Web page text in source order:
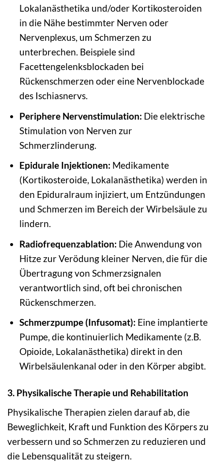
Lokalanästhetika und/oder Kortikosteroiden
in die Nähe bestimmter Nerven oder
Nervenplexus, um Schmerzen zu
unterbrechen. Beispiele sind
Facettengelenksblockaden bei
Rückenschmerzen oder eine Nervenblockade
des Ischiasnervs.
Periphere Nervenstimulation: Die elektrische
Stimulation von Nerven zur
Schmerzlinderung.
Epidurale Injektionen: Medikamente
(Kortikosteroide, Lokalanästhetika) werden in
den Epiduralraum injiziert, um Entzündungen
und Schmerzen im Bereich der Wirbelsäule zu
lindern.
Radiofrequenzablation: Die Anwendung von
Hitze zur Verödung kleiner Nerven, die für die
Übertragung von Schmerzsignalen
verantwortlich sind, oft bei chronischen
Rückenschmerzen.
Schmerzpumpe (Infusomat): Eine implantierte
Pumpe, die kontinuierlich Medikamente (z.B.
Opioide, Lokalanästhetika) direkt in den
Wirbelsäulenkanal oder in den Körper abgibt.
3. Physikalische Therapie und Rehabilitation
Physikalische Therapien zielen darauf ab, die
Beweglichkeit, Kraft und Funktion des Körpers zu
verbessern und so Schmerzen zu reduzieren und
die Lebensqualität zu steigern.